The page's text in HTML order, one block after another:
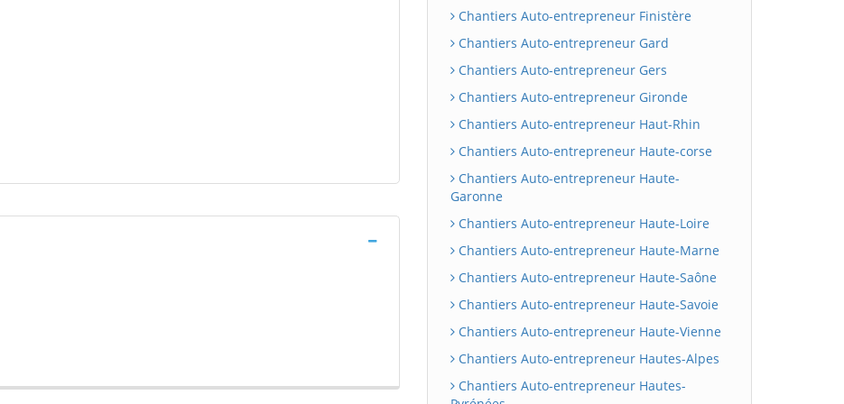
Chantiers Auto-entrepreneur Finistère
Chantiers Auto-entrepreneur Gard
Chantiers Auto-entrepreneur Gers
Chantiers Auto-entrepreneur Gironde
Chantiers Auto-entrepreneur Haut-Rhin
Chantiers Auto-entrepreneur Haute-corse
Chantiers Auto-entrepreneur Haute-
Garonne
Chantiers Auto-entrepreneur Haute-Loire
Chantiers Auto-entrepreneur Haute-Marne
Chantiers Auto-entrepreneur Haute-Saône
Chantiers Auto-entrepreneur Haute-Savoie
Chantiers Auto-entrepreneur Haute-Vienne
Chantiers Auto-entrepreneur Hautes-Alpes
Chantiers Auto-entrepreneur Hautes-